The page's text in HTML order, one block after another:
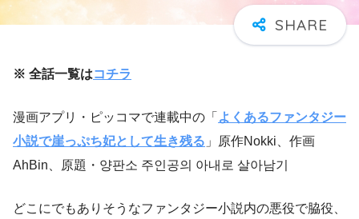
※ 全話一覧はコチラ
漫画アプリ・ピッコマで連載中の「 よくあるファンタジー
小説で崖っぷち妃として生き残る 」原作Nokki、作画
AhBin、原題・양판소 주인공의 아내로 살아남기
どこにでもありそうなファンタジー小説内の悪役で脇役、